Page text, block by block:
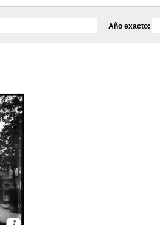
Año exacto: